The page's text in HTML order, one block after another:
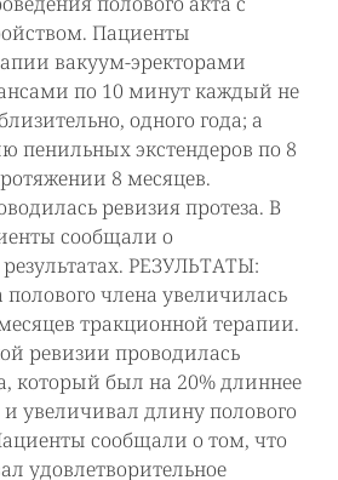
Пациенты
вакуум-эректорами
по 10 минут каждый не
одного года; а
пенильных экстендеров по 8
8 месяцев.
ревизия протеза. В
сообщали о
РЕЗУЛЬТАТЫ:
полового члена увеличилась
тракционной терапии.
ревизии проводилась
который был на 20% длиннее
и увеличивал длину полового
сообщали о том, что
удовлетворительное